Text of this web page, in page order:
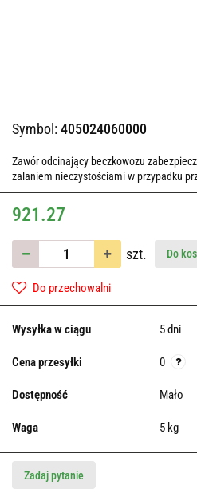
Symbol:405024060000
Zawór odcinający beczkowozu
zalaniem nieczystościami w przypadku
921.27
szt. Do
Do przechowalni
Wysyłka w ciągu 5 dni
Cena przesyłki 0
Dostępność Mało
Waga 5 kg
Zadaj pytanie